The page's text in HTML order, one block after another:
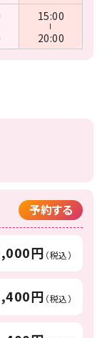
15:00
20:00
予約する
円 （税込）
円 （税込）